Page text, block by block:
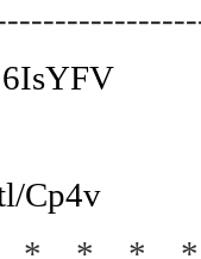
Cp4v